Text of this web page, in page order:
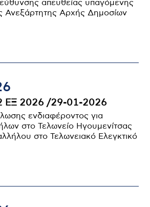
απευθείας υπαγόμενης
Ανεξάρτητης Αρχής Δημοσίων
ΕΞ 2026 /29-01-2026
ενδιαφέροντος για
στο Τελωνείο Ηγουμενίτσας
στο Τελωνειακό Ελεγκτικό